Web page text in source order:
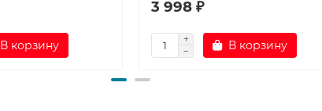
В корзину
3 998 ₽
В корзину